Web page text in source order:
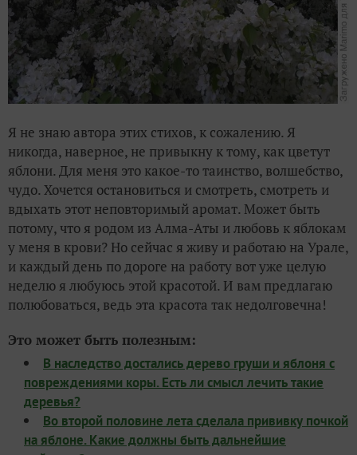
Я не знаю автора этих стихов, к сожалению. Я
никогда, наверное, не привыкну к тому, как цветут
яблони. Для меня это какое-то таинство, волшебство,
чудо. Хочется остановиться и смотреть, смотреть и
вдыхать этот неповторимый аромат. Может быть
потому, что я родом из Алма-Аты и любовь к яблокам
у меня в крови? Но сейчас я живу и работаю на Урале,
и каждый день по дороге на работу вот уже целую
неделю я любуюсь этой красотой. И вам предлагаю
полюбоваться, ведь эта красота так недолговечна!
Это может быть полезным:
В наследство достались дерево груши и яблоня с
повреждениями коры. Есть ли смысл лечить такие
деревья?
Во второй половине лета сделала прививку почкой
на яблоне. Какие должны быть дальнейшие